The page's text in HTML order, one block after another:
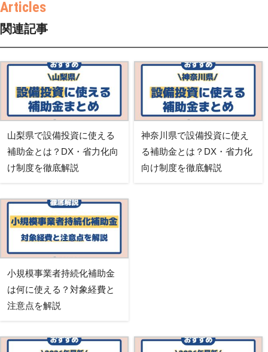
関連記事
山梨県で設備投資に使える
補助金とは？DX・省力化向
け制度を徹底解説
神奈川県で設備投資に使え
る補助金とは？DX・省力化
向け制度を徹底解説
小規模事業者持続化補助金
は何に使える？対象経費と
注意点を解説